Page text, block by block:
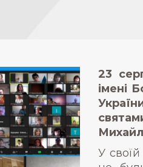
23
імені
У